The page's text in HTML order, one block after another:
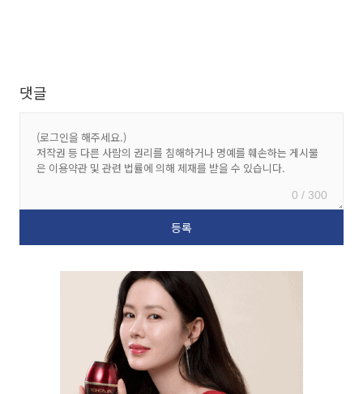
댓글
0 / 300